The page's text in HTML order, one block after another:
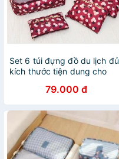
Set 6 túi đựng đồ du lịch đủ
kích thước tiện dung cho
79.000 đ